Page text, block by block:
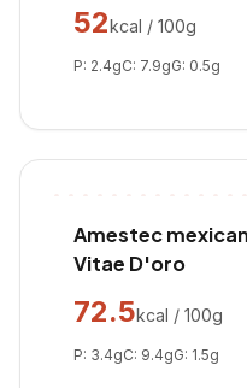
52kcal / 100g
P: 2.4gC: 7.9gG: 0.5g
Amestec
Vitae D'oro
72.5kcal / 100g
P: 3.4gC: 9.4gG: 1.5g